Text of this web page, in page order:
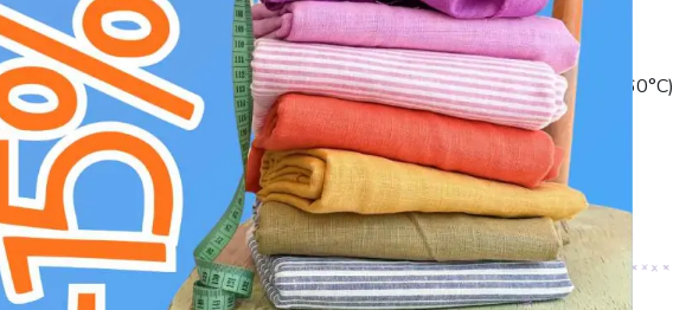
H ne beliti
V sušite v sušilnem stroju pri nizki temperaturi (do 60°C)
K ne kemično čistiti
g prati na 30°C